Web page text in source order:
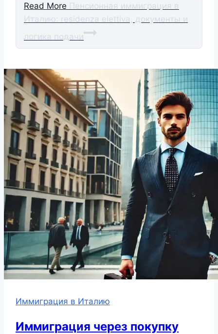
Read More Пенсионная иммиграция в
Италию: residenza elettiva, документы и
логика подачи
Иммиграция в Италию
Иммиграция через покупку